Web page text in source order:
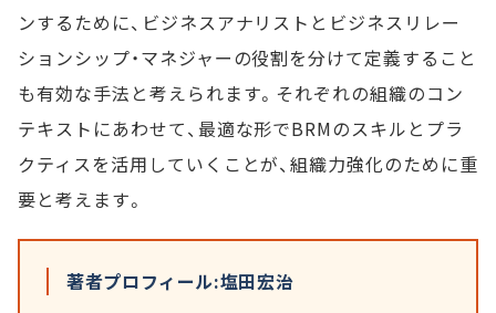
ンするために、ビジネスアナリストとビジネスリレー
ションシップ・マネジャーの役割を分けて定義すること
も有効な手法と考えられます。それぞれの組織のコン
テキストにあわせて、最適な形でBRMのスキルとプラ
クティスを活用していくことが、組織力強化のために重
要と考えます。
著者プロフィール:塩田宏治